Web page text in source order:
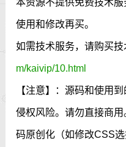
本资源不提供免费技术
使用和修改再买。
如需技术服务，请购买技
m/kaivip/10.html
【注意】：源码和使用
侵权风险。请勿直接商
码原创化（如修改CSS选